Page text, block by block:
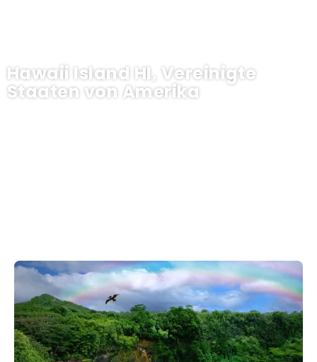
Hawaii Island HI, Vereinigte
Staaten von Amerika